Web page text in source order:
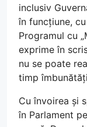
inclusiv
în funcțiune,
Programul cu
exprime în
nu se poate
timp
Cu învoirea și
în Parlament